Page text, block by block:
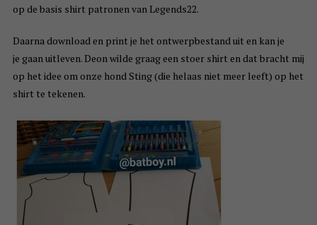
op de basis shirt patronen van Legends22.
Daarna download en print je het ontwerpbestand uit en kan je
je gaan uitleven. Deon wilde graag een stoer shirt en dat bracht mij
op het idee om onze hond Sting (die helaas niet meer leeft) op het
shirt te tekenen.